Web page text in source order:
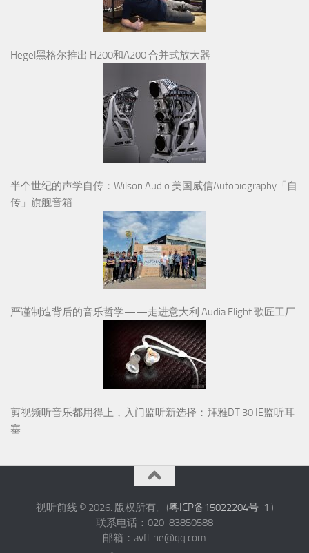
Hegel黑格尔推出 H200和A200 合并式放大器
半个世纪的声学自传：Wilson Audio 美国威信Autobiography「自
传」旗舰音箱
严谨制造背后的音乐哲学——走进意大利 Audia Flight 歌匠工厂
剪视频听音乐都用得上，入门监听新选择：拜雅DT 30 IE监听耳
塞
视听前线 © 2026. 版权所有。(粤ICP备15022204号-1 )
联系电话：020-83850588
邮箱：avfliine@qq.com